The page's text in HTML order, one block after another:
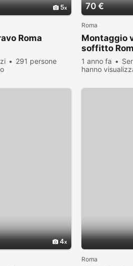
5
Roma
291 persone
70 €
Roma
Montaggio
soffitto
1 anno fa
hanno
4
Roma